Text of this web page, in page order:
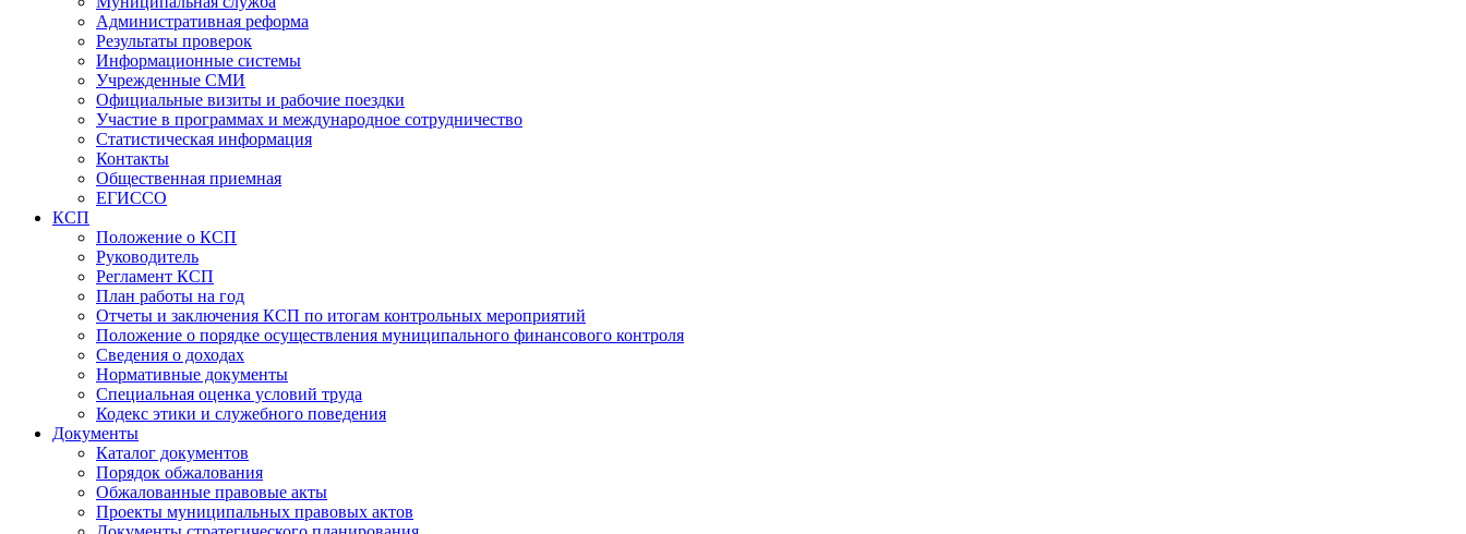
Административная реформа
Результаты проверок
Информационные системы
Учрежденные СМИ
Официальные визиты и рабочие поездки
Участие в программах и международное сотрудничество
Статистическая информация
Контакты
Общественная приемная
ЕГИССО
КСП
Положение о КСП
Руководитель
Регламент КСП
План работы на год
Отчеты и заключения КСП по итогам контрольных мероприятий
Положение о порядке осуществления муниципального финансового контроля
Сведения о доходах
Нормативные документы
Специальная оценка условий труда
Кодекс этики и служебного поведения
Документы
Каталог документов
Порядок обжалования
Обжалованные правовые акты
Проекты муниципальных правовых актов